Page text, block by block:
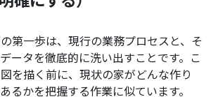
第一歩は、現行の業務プロセスと、そ
ータを徹底的に洗い出すことです。こ
を描く前に、現状の家がどんな作り
るかを把握する作業に似ています。